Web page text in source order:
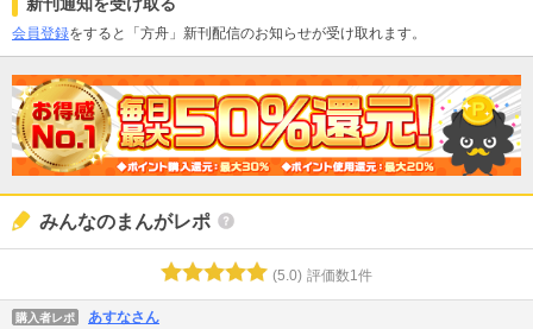
会員登録をすると「方舟」新刊配信のお知らせが受け取れます。
みんなのまんがレポ
(5.0) 評価数1件
購入者レポ あすなさん